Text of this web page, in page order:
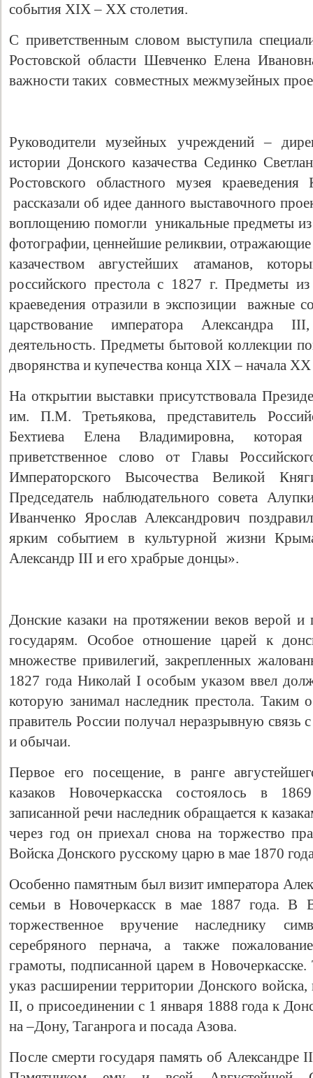
события XIX – XX столетия.
С приветственным словом выступила
Ростовской области Шевченко Елена
важности таких совместных межмузейных
Руководители музейных учреждений –
истории Донского казачества Сединко
Ростовского областного музея
рассказали об идее данного выставочного
воплощению помогли уникальные предметы
фотографии, ценнейшие реликвии,
казачеством августейших атаманов,
российского престола с 1827 г. Предметы
краеведения отразили в экспозиции важные
царствование императора Александра
деятельность. Предметы бытовой коллекции
дворянства и купечества конца XIX – начала XX
На открытии выставки присутствовала
им. П.М. Третьякова, представитель
Бехтиева Елена Владимировна, которая
приветственное слово от Главы
Императорского Высочества Великой
Председатель наблюдательного совета
Иванченко Ярослав Александрович
ярким событием в культурной жизни
Александр III и его храбрые донцы».
Донские казаки на протяжении веков верой
государям. Особое отношение царей к
множестве привилегий, закрепленных
1827 года Николай I особым указом ввел
которую занимал наследник престола.
правитель России получал неразрывную связь
и обычаи.
Первое его посещение, в ранге
казаков Новочеркасска состоялось в
записанной речи наследник обращается к
через год он приехал снова на торжество
Войска Донского русскому царю в мае 1870
Особенно памятным был визит императора
семьи в Новочеркасск в мае 1887 года. В
торжественное вручение наследнику
серебряного пернача, а также
грамоты, подписанной царем в
указ расширении территории Донского
II, о присоединении с 1 января 1888 года к
на –Дону, Таганрога и посада Азова.
После смерти государя память об Александре
Свидетельство